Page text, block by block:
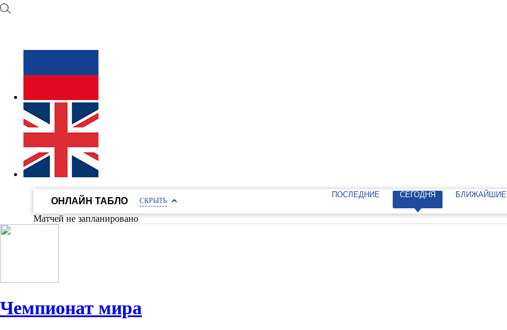
ОНЛАЙН ТАБЛО СКРЫТЬ
ПОСЛЕДНИЕ СЕГОДНЯ БЛИЖАЙШИЕ
Матчей не запланировано
Чемпионат мира